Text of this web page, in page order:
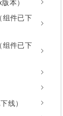
本）
组件已下
组件已下
线）